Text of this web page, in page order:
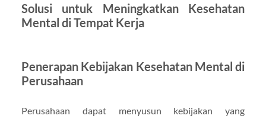
Solusi untuk Meningkatkan Kesehatan
Mental di Tempat Kerja
Penerapan Kebijakan Kesehatan Mental di
Perusahaan
Perusahaan dapat menyusun kebijakan yang